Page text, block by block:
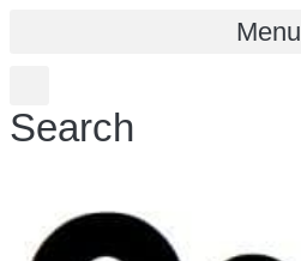
Menu
Search